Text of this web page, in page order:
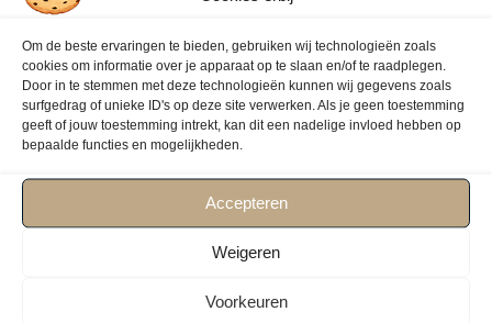
Om de beste ervaringen te bieden, gebruiken wij technologieën zoals
cookies om informatie over je apparaat op te slaan en/of te raadplegen.
Door in te stemmen met deze technologieën kunnen wij gegevens zoals
surfgedrag of unieke ID's op deze site verwerken. Als je geen toestemming
geeft of jouw toestemming intrekt, kan dit een nadelige invloed hebben op
bepaalde functies en mogelijkheden.
Accepteren
Weigeren
Voorkeuren
Bel ons met je
vragen
Neem contact met ons op of kom langs bij ons kantoor
spreken. Je kunt ons ook een e-mail sturen met je